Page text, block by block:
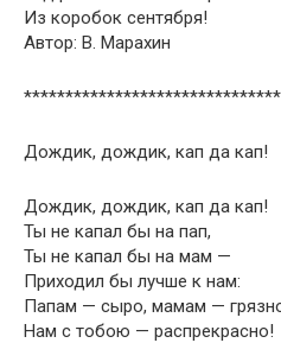
Из коробок сентября!
Автор: В. Марахин
Дождик, дождик, кап да кап!
Дождик, дождик, кап да кап!
Ты не капал бы на пап,
Ты не капал бы на мам —
Приходил бы лучше к нам:
Папам — сыро, мамам —
Нам с тобою — распрекрасно!